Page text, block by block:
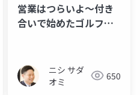
営業はつらいよ〜付き
合いで始めたゴルフを
ニシ サダ
オミ
650